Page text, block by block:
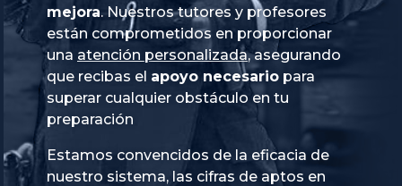
mejora. Nuestros tutores y profesores
están comprometidos en proporcionar
una atención personalizada, asegurando
que recibas el apoyo necesario para
superar cualquier obstáculo en tu
preparación
Estamos convencidos de la eficacia de
nuestro sistema, las cifras de aptos en